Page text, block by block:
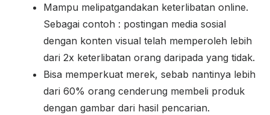
Mampu melipatgandakan keterlibatan online.
Sebagai contoh : postingan media sosial
dengan konten visual telah memperoleh lebih
dari 2x keterlibatan orang daripada yang tidak.
Bisa memperkuat merek, sebab nantinya lebih
dari 60% orang cenderung membeli produk
dengan gambar dari hasil pencarian.